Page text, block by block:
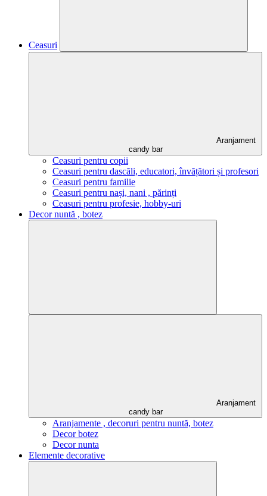
Ceasuri
Aranjament
candy bar
Ceasuri pentru copii
Ceasuri pentru dascăli, educatori, învățători și profesori
Ceasuri pentru familie
Ceasuri pentru nași, nani , părinți
Ceasuri pentru profesie, hobby-uri
Decor nuntă , botez
Aranjament
candy bar
Aranjamente , decoruri pentru nuntă, botez
Decor botez
Decor nunta
Elemente decorative